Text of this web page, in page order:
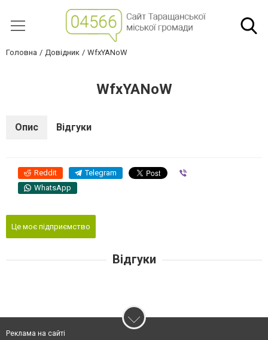
Головна Довідник WfxYANoW
WfxYANoW
Опис Відгуки
Reddit Telegram
WhatsApp
Це моє підприємство
Відгуки
Реклама на сайті